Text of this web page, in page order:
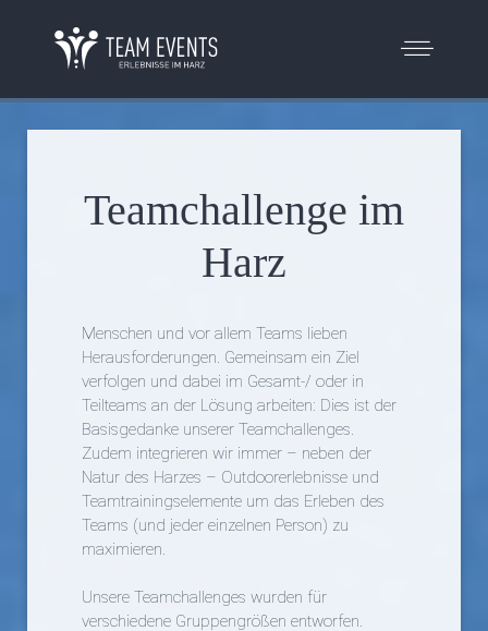
Teamchallenge im
Harz
Menschen und vor allem Teams lieben
Herausforderungen. Gemeinsam ein Ziel
verfolgen und dabei im Gesamt-/ oder in
Teilteams an der Lösung arbeiten: Dies ist der
Basisgedanke unserer Teamchallenges.
Zudem integrieren wir immer – neben der
Natur des Harzes – Outdoorerlebnisse und
Teamtrainingselemente um das Erleben des
Teams (und jeder einzelnen Person) zu
maximieren.
Unsere Teamchallenges wurden für
verschiedene Gruppengrößen entworfen.